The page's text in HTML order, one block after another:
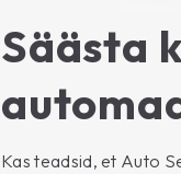
Säästa
Kas teadsid, et Auto